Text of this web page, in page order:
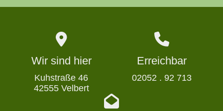
Wir sind hier
Kuhstraße 46
42555 Velbert
Erreichbar
02052 . 92 713